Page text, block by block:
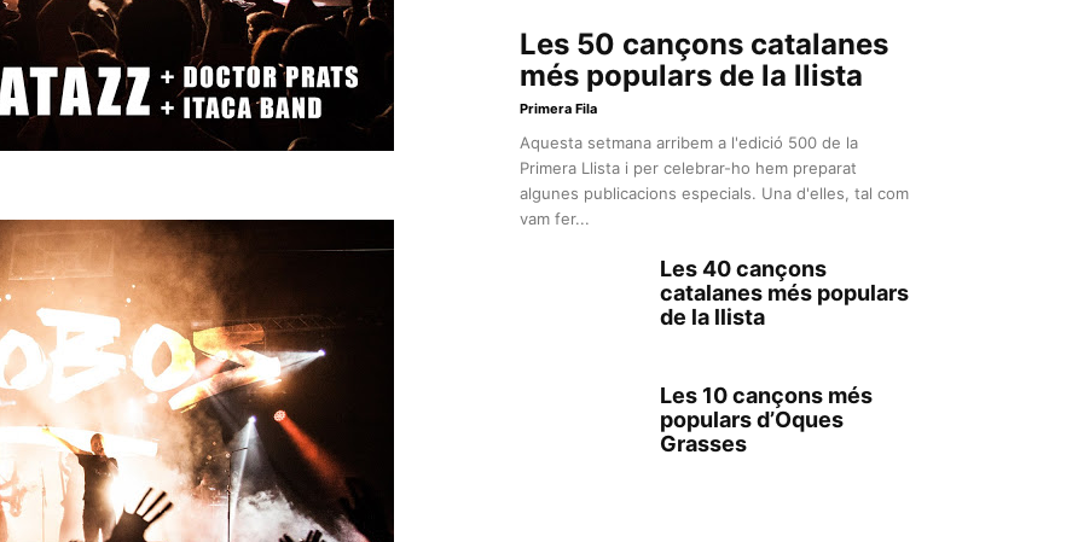
Les 50 cançons catalanes
més populars de la llista
Primera Fila
Aquesta setmana arribem a l'edició 500 de la
Primera Llista i per celebrar-ho hem preparat
algunes publicacions especials. Una d'elles, tal com
vam fer...
Les 40 cançons
catalanes més populars
de la llista
Les 10 cançons més
populars d’Oques
Grasses